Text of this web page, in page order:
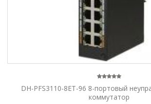
DH-PFS3110-8ET-96 8-портовый
коммутатор